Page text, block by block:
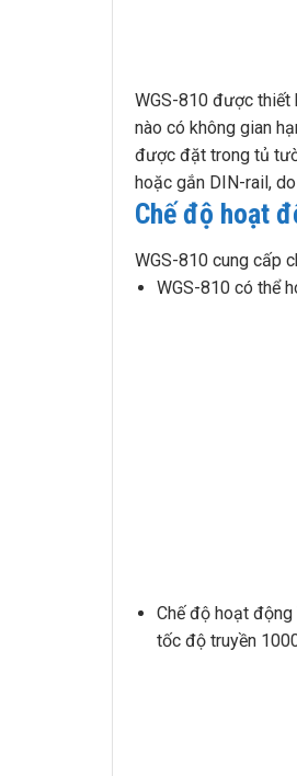
WGS-810 được thiết
nào có không gian
được đặt trong tủ
hoặc gắn DIN-rail,
Chế độ hoạt
WGS-810 cung cấp
WGS-810 có thể
Chế độ hoạt
tốc độ truyền